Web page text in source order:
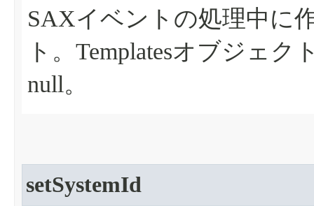
SAXイベントの処理中に
ト。Templatesオブジェ
null。
setSystemId